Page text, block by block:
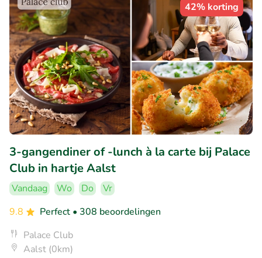
42% korting
3-gangendiner of -lunch à la carte bij Palace
Club in hartje Aalst
Vandaag Wo Do
Vr
9.8
Perfect • 308 beoordelingen
Palace Club
Aalst (0km)